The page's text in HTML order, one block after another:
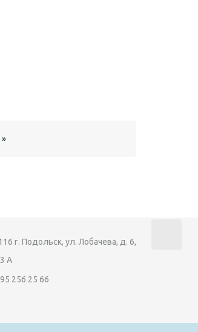
г. Подольск, ул. Лобачева, д. 6,
А
256 25 66